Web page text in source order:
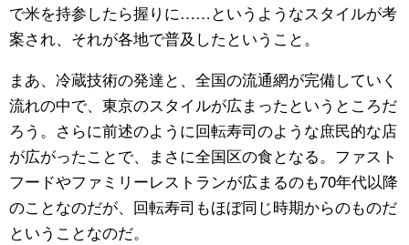
で米を持参したら握りに……というようなスタイルが考
案され、それが各地で普及したということ。
まあ、冷蔵技術の発達と、全国の流通網が完備していく
流れの中で、東京のスタイルが広まったというところだ
ろう。さらに前述のように回転寿司のような庶民的な店
が広がったことで、まさに全国区の食となる。ファスト
フードやファミリーレストランが広まるのも70年代以降
のことなのだが、回転寿司もほぼ同じ時期からのものだ
ということなのだ。